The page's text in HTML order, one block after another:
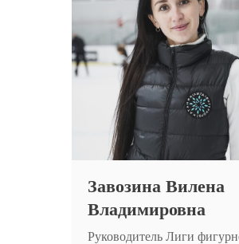
Завозина Вилена
Владимировна
Руководитель Лиги